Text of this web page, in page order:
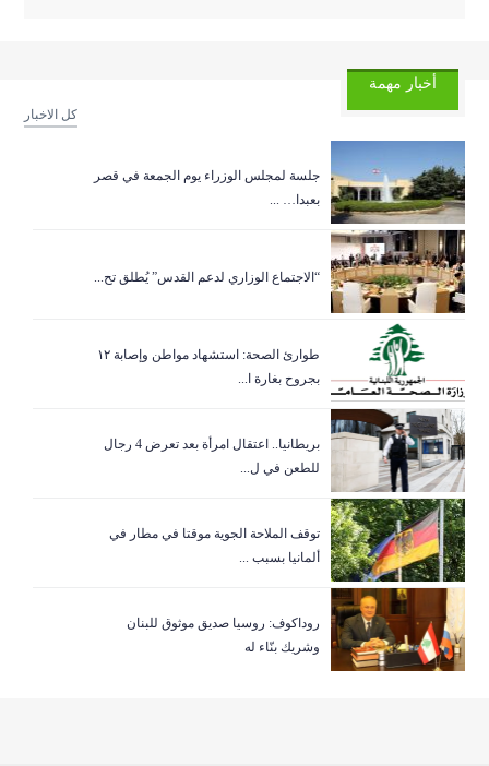
أخبار مهمة
كل الاخبار
جلسة لمجلس الوزراء يوم الجمعة في قصر
بعبدا… ...
“الاجتماع الوزاري لدعم القدس” يُطلق تح...
طوارئ الصحة: استشهاد مواطن وإصابة ١٢
بجروح بغارة ا...
بريطانيا.. اعتقال امرأة بعد تعرض 4 رجال
للطعن في ل...
توقف الملاحة الجوية موقتا في مطار في
ألمانيا بسبب ...
روداكوف: روسيا صديق موثوق للبنان
وشريك بنّاء له